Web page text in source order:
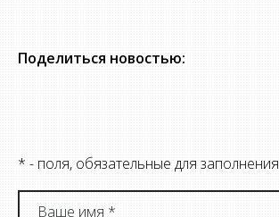
Поделиться новостью:
* - поля, обязательные для заполнения